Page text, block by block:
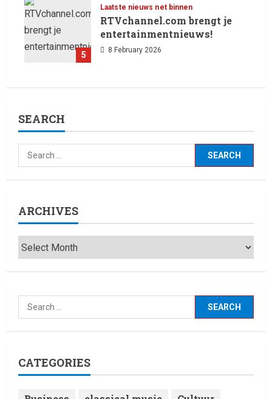
5
Laatste nieuws net binnen
RTVchannel.com brengt je
entertainmentnieuws!
8 February 2026
SEARCH
ARCHIVES
CATEGORIES